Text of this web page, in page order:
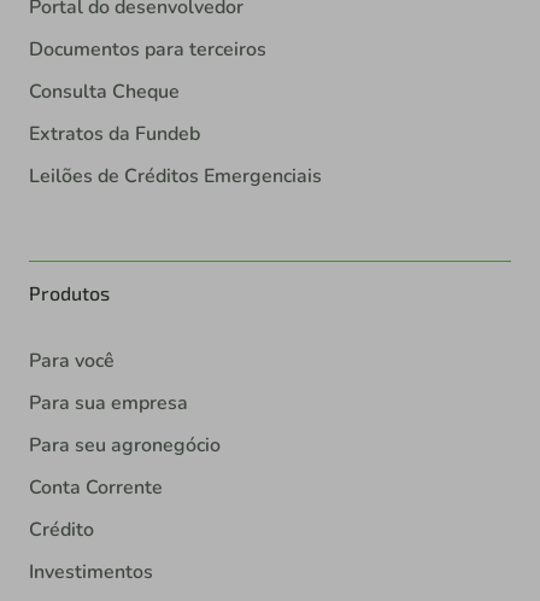
Portal do desenvolvedor
Documentos para terceiros
Consulta Cheque
Extratos da Fundeb
Leilões de Créditos Emergenciais
Produtos
Para você
Para sua empresa
Para seu agronegócio
Conta Corrente
Crédito
Investimentos